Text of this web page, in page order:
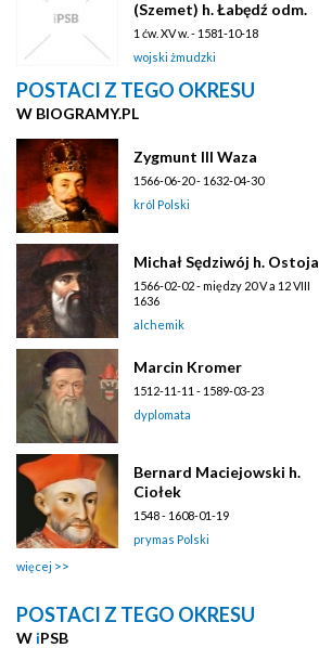
(Szemet) h. Łabędź odm.
1 ćw. XV w. - 1581-10-18
wojski żmudzki
POSTACI Z TEGO OKRESU
W BIOGRAMY.PL
Zygmunt III Waza
1566-06-20 - 1632-04-30
król Polski
Michał Sędziwój h. Ostoja
1566-02-02 - między 20 V a 12 VIII
1636
alchemik
Marcin Kromer
1512-11-11 - 1589-03-23
dyplomata
Bernard Maciejowski h.
Ciołek
1548 - 1608-01-19
prymas Polski
więcej
POSTACI Z TEGO OKRESU
W iPSB